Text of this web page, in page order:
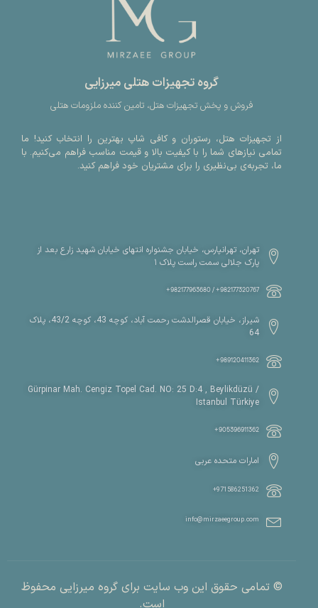
گروه تجهیزات هتلی میرزایی
فروش و پخش تجهیزات هتل، تامین کننده ملزومات هتلی
از تجهیزات هتل، رستوران و کافی شاپ بهترین را انتخاب کنید! ما
تمامی نیازهای شما را با کیفیت بالا و قیمت مناسب فراهم می‌کنیم. با
ما، تجربه‌ی بی‌نظیری را برای مشتریان خود فراهم کنید.
تهران، تهرانپارس، خیابان جشنواره انتهای خیابان شهید زارع بعد از
پارک جلالی سمت راست پلاک ۱
982177320767+ / 982177963680+
شیراز، خیابان قصرالدشت رحمت آباد، کوچه 43، کوچه 43/2، پلاک
64
989120411362+
Gürpinar Mah. Cengiz Topel Cad. NO: 25 D:4 , Beylikdüzü /
Istanbul Türkiye
905396911362+
امارات متحده عربی
971586251362+
info@mirzaeegroup.com
© تمامی حقوق این وب سایت برای گروه میرزایی محفوظ
است.